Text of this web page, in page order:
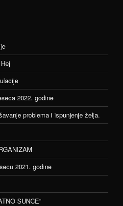
2022. godine
problema i ispunjenje želja.
2021. godine
SUNCE”